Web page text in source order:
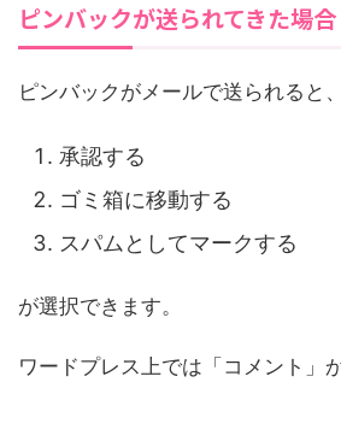
ピンバックが送られてきた場合
ピンバックがメールで送られると
承認する
ゴミ箱に移動する
スパムとしてマークする
が選択できます。
ワードプレス上では「コメント」